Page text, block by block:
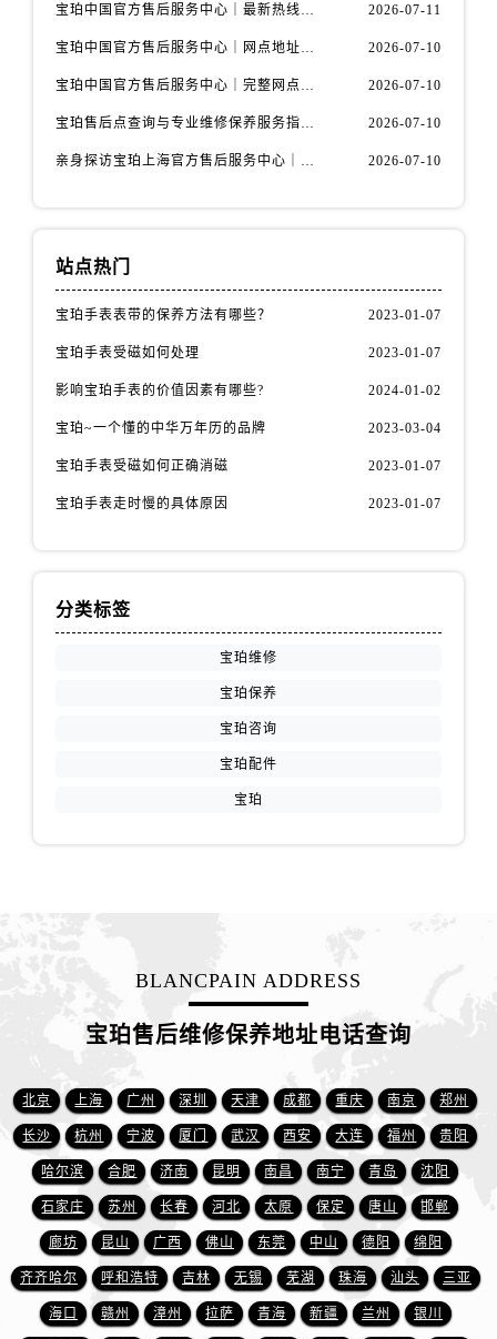
黑龙江省哈尔滨市道里区友谊西路600号富力中心T2座写字楼29层03室室宝珀售后服务中心（需提前预约）
辽宁省大连市中山区人民路15号国际金融大厦7层G室宝珀售后服务中心（需提前预约）
广东省佛山市禅城区季华五路57号万科金融中心C座12层1205室宝珀售后服务中心（需提前预约）
江苏省苏州市苏州工业园区 星港街199号苏州中心办公楼C座22层08室宝珀售后服务中心（需提前预约）
山东省青岛市南区山东路6号华润大厦B座22层04室宝珀售后服务中心（需提前预约）
吉林省长春市朝阳区西安大路727号中银大厦A座(旺进大厦)18层09室宝珀售后服务中心（需提前预约）
陕西省西安市碑林区南关正街88号华侨城长安国际中心E座6楼10室宝珀售后服务中心（需提前预约）
节假日正常营业！
2026-07-11
2026-07-10
2026-07-10
2026-07-10
2026-07-10
站点热门
宝珀手表表带的保养方法有哪些？ 2023-01-07
宝珀手表受磁如何处理 2023-01-07
影响宝珀手表的价值因素有哪些? 2024-01-02
宝珀~一个懂的中华万年历的品牌 2023-03-04
宝珀手表受磁如何正确消磁 2023-01-07
宝珀手表走时慢的具体原因 2023-01-07
分类标签
宝珀维修
宝珀保养
宝珀咨询
宝珀配件
宝珀
BLANCPAIN ADDRESS
宝珀售后维修保养地址电话查询
北京 上海 广州 深圳 天津 成都 重庆 南京 郑州
长沙 杭州 宁波 厦门 武汉 西安 大连 福州 贵阳
哈尔滨 合肥 济南 昆明 南昌 南宁 青岛 沈阳
石家庄 苏州 长春 河北 太原 保定 唐山 邯郸
廊坊 昆山 广西 佛山 东莞 中山 德阳 绵阳
齐齐哈尔 呼和浩特 吉林 无锡 芜湖 珠海 汕头 三亚
海口 赣州 漳州 拉萨 青海 新疆 兰州 银川